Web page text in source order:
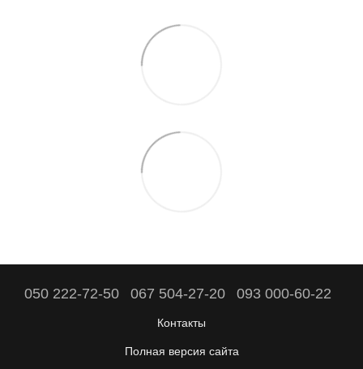
050 222-72-50 067 504-27-20 093 000-60-22
Контакты
Полная версия сайта